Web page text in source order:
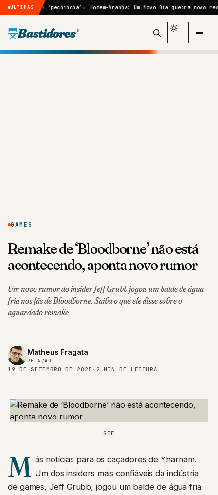
ÚLTIMAS
uma ‘pechincha’ Homem-Aranha: Um Novo Dia quebra novo recorde
Bastidores ®
GAMES
Remake de ‘Bloodborne’ não está
acontecendo, aponta novo rumor
Um novo rumor do insider Jeff Grubb jogou um balde de água
fria nos fãs de Bloodborne. Saiba o que ele disse sobre o
aguardado remake
Matheus Fragata
REDAÇÃO
19 DE SETEMBRO DE 2025 · 2 MIN DE LEITURA
SIE
M ás notícias para os caçadores de Yharnam.
Um dos insiders mais confiáveis da indústria
de games, Jeff Grubb, jogou um balde de água fria